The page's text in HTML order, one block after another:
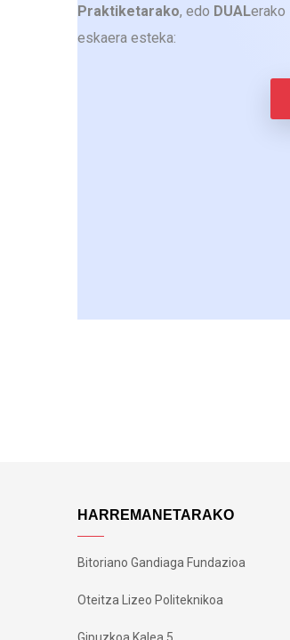
Praktiketarako, edo DUALerako
eskaera esteka:
HARREMANETARAKO
Bitoriano Gandiaga Fundazioa
Oteitza Lizeo Politeknikoa
Gipuzkoa Kalea 5